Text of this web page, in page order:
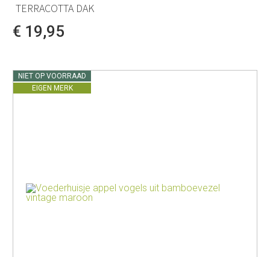
TERRACOTTA DAK
€ 19,95
NIET OP VOORRAAD
EIGEN MERK